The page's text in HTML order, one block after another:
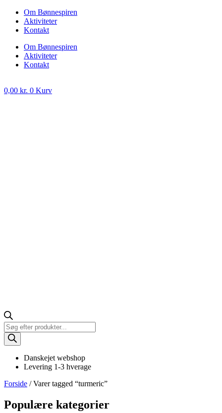
Om Bønnespiren
Aktiviteter
Kontakt
Om Bønnespiren
Aktiviteter
Kontakt
0,00 kr. 0 Kurv
Products
search
Danskejet webshop
Levering 1-3 hverage
Forside / Varer tagged “turmeric”
Populære kategorier